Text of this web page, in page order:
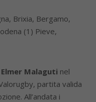
Brixia, Bergamo,
(1) Pieve,
Elmer Malaguti nel
partita valida
All’andata i